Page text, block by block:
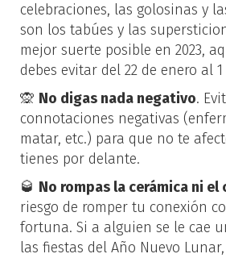
celebraciones, las golosinas y
son los tabúes y las
mejor suerte posible en 2023,
debes evitar del 22 de enero al
🙊 No digas nada negativo.
connotaciones negativas
matar, etc.) para que no te
tienes por delante.
🥃 No rompas la cerámica ni el
riesgo de romper tu conexión
fortuna. Si a alguien se le cae
las fiestas del Año Nuevo